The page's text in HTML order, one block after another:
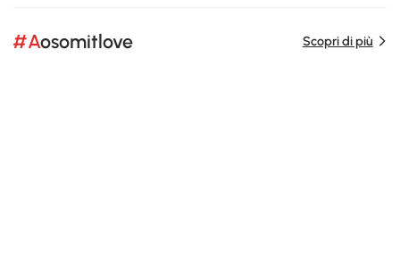
#Aosomitlove Scopri di più